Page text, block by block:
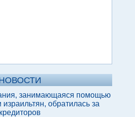
занимающаяся помощью
израильтян, обратилась за